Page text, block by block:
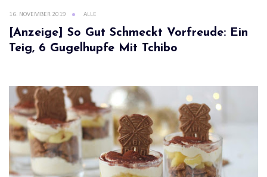
16. NOVEMBER 2019 ALLE
[Anzeige] So Gut Schmeckt Vorfreude: Ein
Teig, 6 Gugelhupfe Mit Tchibo